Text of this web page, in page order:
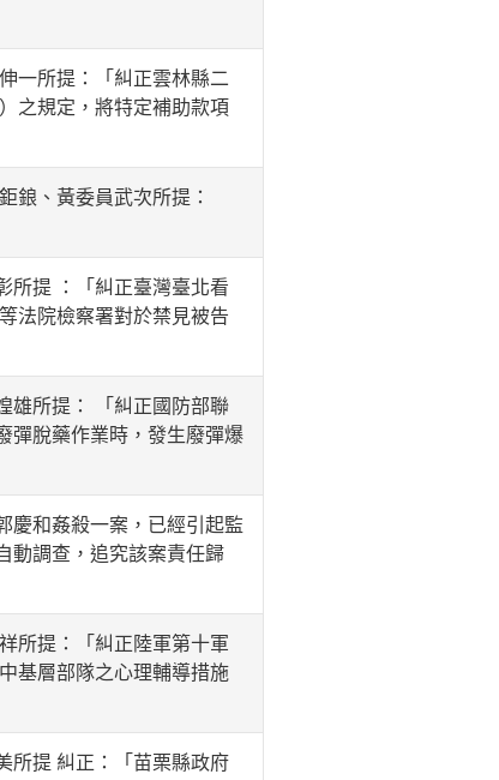
一所提：「糾正雲林縣二
之規定，將特定補助款項
、黃委員武次所提：
提 ：「糾正臺灣臺北看
法院檢察署對於禁見被告
所提： 「糾正國防部聯
彈脫藥作業時，發生廢彈爆
和姦殺一案，已經引起監
動調查，追究該案責任歸
所提：「糾正陸軍第十軍
基層部隊之心理輔導措施
提 糾正：「苗栗縣政府